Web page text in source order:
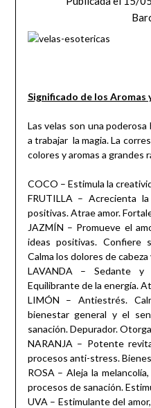
Significado de los Aromas
Las velas son una
a trabajar la magia. La
colores y aromas a grandes
COCO – Estimula la
FRUTILLA – Acrecienta
positivas. Atrae amor.
JAZMÍN – Promueve el
ideas positivas. Confiere
Calma los dolores de
LAVANDA – Sedante y
Equilibrante de la energía.
LIMÓN – Antiestrés.
bienestar general y el
sanación. Depurador.
NARANJA – Potente
procesos anti-stress.
ROSA – Aleja la
procesos de sanación.
UVA – Estimulante del